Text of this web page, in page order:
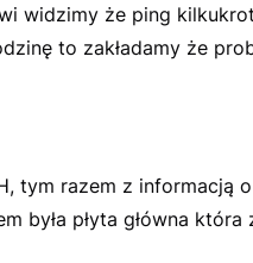
widzimy że ping
to zakładamy że
tym razem z informacją
była płyta główna która